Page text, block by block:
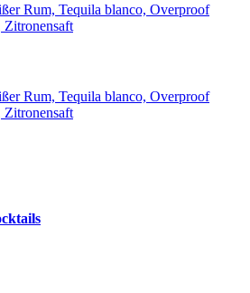
Rum, Tequila blanco, Overproof
Zitronensaft
Rum, Tequila blanco, Overproof
Zitronensaft